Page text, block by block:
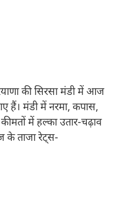
की सिरसा मंडी में आज
हैं। मंडी में नरमा, कपास,
में हल्का उतार-चढ़ाव
ताजा रेट्स-